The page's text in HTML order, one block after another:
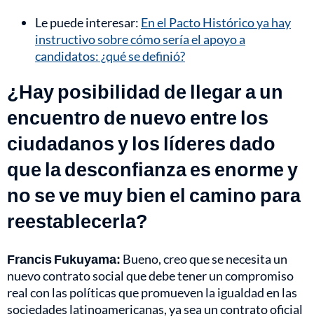
Le puede interesar: En el Pacto Histórico ya hay
instructivo sobre cómo sería el apoyo a
candidatos: ¿qué se definió?
¿Hay posibilidad de llegar a un
encuentro de nuevo entre los
ciudadanos y los líderes dado
que la desconfianza es enorme y
no se ve muy bien el camino para
reestablecerla?
Francis Fukuyama: Bueno, creo que se necesita un
nuevo contrato social que debe tener un compromiso
real con las políticas que promueven la igualdad en las
sociedades latinoamericanas, ya sea un contrato oficial